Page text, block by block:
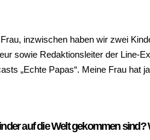
inzwischen haben wir zwei
sowie Redaktionsleiter der Line-
„Echte Papas“. Meine Frau hat
auf die Welt gekommen